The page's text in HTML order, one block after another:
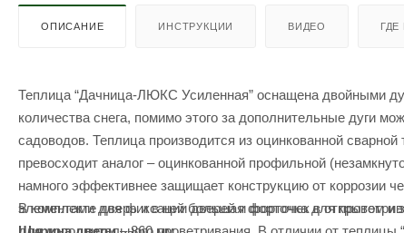
ОПИСАНИЕ ИНСТРУКЦИИ ВИДЕО ГДЕ
Теплица “Дачница-ЛЮКС Усиленная” оснащена двойными
количества снега, помимо этого за дополнительные дуги
садоводов. Теплица производится из оцинкованной
превосходит аналог – оцинкованной профильной
намного эффективнее защищает конструкцию от коррозии
элементами для фиксации дверей и форточек в открытом
В комплекте дверь и в ней большая форточка для